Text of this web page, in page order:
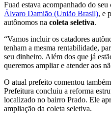
Fuad estava acompanhado do
Álvaro Damião (União Brasil), e
autônomos na coleta seletiva.
“Vamos incluir os catadores
tenham a mesma rentabilidade,
seu dinheiro. Além dos que já
queremos ampliar e atender aos
O atual prefeito comentou
Prefeitura concluiu a reforma
localizado no bairro Prado. Ele
ampliação da coleta seletiva.